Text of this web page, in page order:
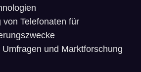
von Telefonaten für
Umfragen und Marktforschung